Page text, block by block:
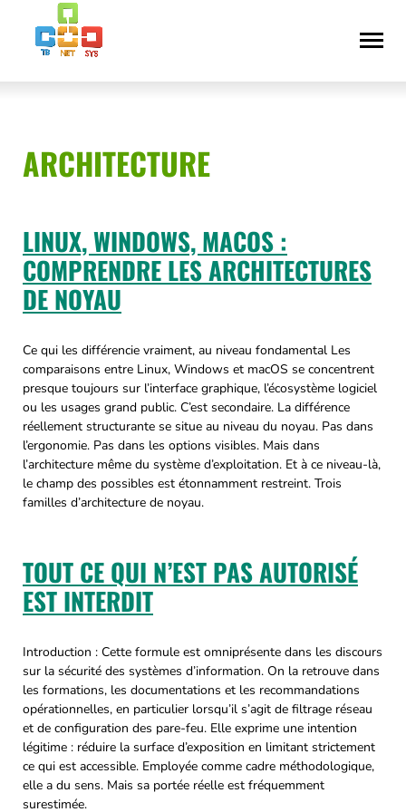
Aller
contenu
Déclaration
d’accessibilité
ARCHITECTURE
LINUX, WINDOWS, MACOS :
COMPRENDRE LES ARCHITECTURES
DE NOYAU
Ce qui les différencie vraiment, au niveau fondamental Les
comparaisons entre Linux, Windows et macOS se concentrent
presque toujours sur l’interface graphique, l’écosystème logiciel
ou les usages grand public. C’est secondaire. La différence
réellement structurante se situe au niveau du noyau. Pas dans
l’ergonomie. Pas dans les options visibles. Mais dans
l’architecture même du système d’exploitation. Et à ce niveau-là,
le champ des possibles est étonnamment restreint. Trois
familles d’architecture de noyau.
TOUT CE QUI N’EST PAS AUTORISÉ
EST INTERDIT
Introduction : Cette formule est omniprésente dans les discours
sur la sécurité des systèmes d’information. On la retrouve dans
les formations, les documentations et les recommandations
opérationnelles, en particulier lorsqu’il s’agit de filtrage réseau
et de configuration des pare-feu. Elle exprime une intention
légitime : réduire la surface d’exposition en limitant strictement
ce qui est accessible. Employée comme cadre méthodologique,
elle a du sens. Mais sa portée réelle est fréquemment
surestimée.